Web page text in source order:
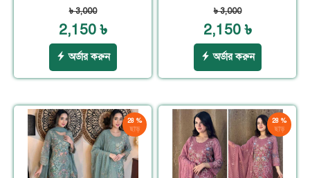
৳ 3,000
2,150 ৳
অর্ডার করুন
৳ 3,000
2,150 ৳
অর্ডার করুন
28 %
ছাড়
28 %
ছাড়